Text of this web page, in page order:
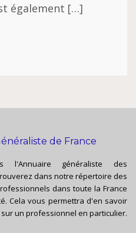
également […]
de France
l'Annuaire généraliste des
dans notre répertoire des
dans toute la France
Cela vous permettra d'en savoir
un professionnel en particulier.